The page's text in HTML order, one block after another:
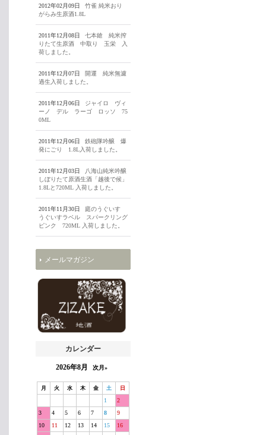
2012年02月09日
竹雀 純米おり
がらみ生原酒1.8L
2011年12月08日
七本鎗 純米搾
りたて生原酒 中取り 玉栄 入
荷しました。
2011年12月07日
開運 純米無濾
過生入荷しました。
2011年12月06日
ジャイロ ヴィ
ーノ デル ラーゴ ロッソ 75
0ML
2011年12月06日
鉄砲隊吟醸 爆
発にごり 1.8L入荷しました。
2011年12月03日
八海山純米吟醸
しぼりたて原酒生酒「越後で候」
1.8Lと720ML 入荷しました。
2011年11月30日
庭のうぐいす
うぐいすラベル スパークリング
ピンク 720ML 入荷しました。
メールマガジン
カレンダー
2026年8月 次月»
月 火 水 木 金 土 日
1
2
3
4 5 6 7 8
9
10
11 12 13 14 15
16